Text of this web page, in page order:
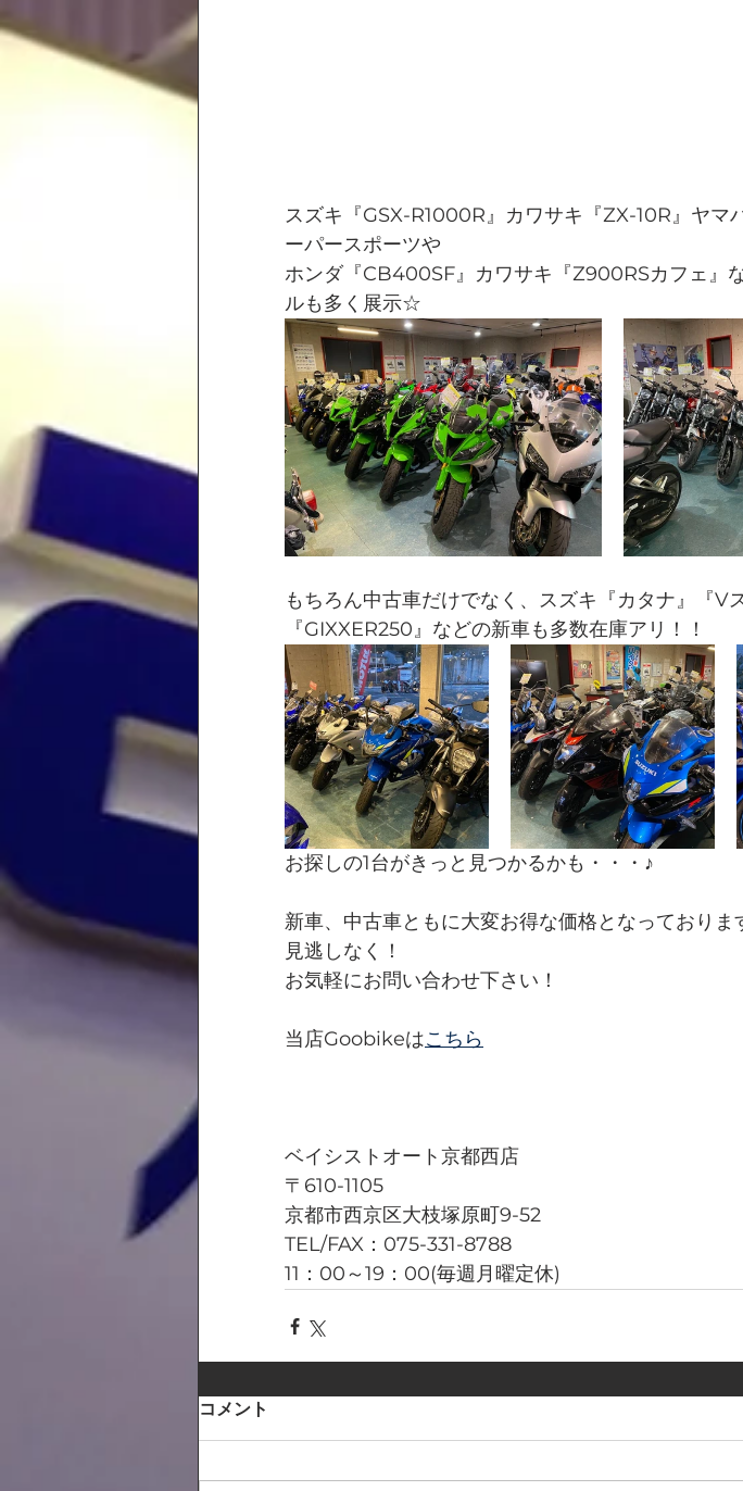
スズキ『GSX-R1000R』カワサキ『ZX-10R』ヤマ
ーパースポーツや
ホンダ『CB400SF』カワサキ『Z900RSカフェ』
ルも多く展示☆
もちろん中古車だけでなく、スズキ『カタナ』『V
『GIXXER250』などの新車も多数在庫アリ！！
お探しの1台がきっと見つかるかも・・・♪
新車、中古車ともに大変お得な価格となっておりま
見逃しなく！
お気軽にお問い合わせ下さい！
当店Goobikeはこちら
ベイシストオート京都西店
〒610-1105
京都市西京区大枝塚原町9-52
TEL/FAX：075-331-8788
11：00～19：00(毎週月曜定休)
コメント